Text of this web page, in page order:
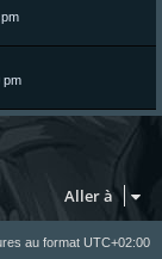
pm
Aller à
au format UTC+02:00